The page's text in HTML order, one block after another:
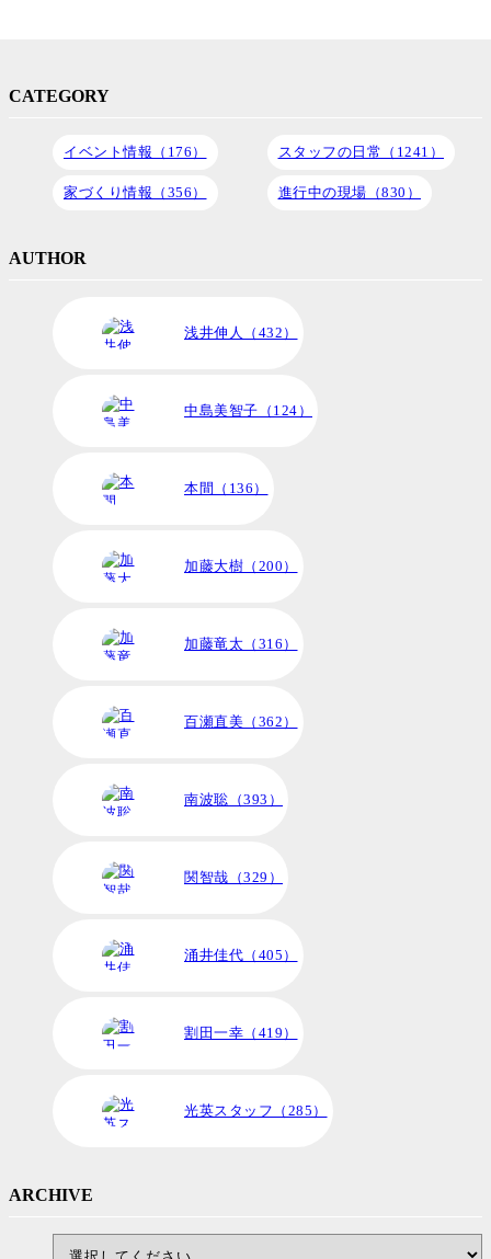
CATEGORY
イベント情報（176） スタッフの日常（1241）
家づくり情報（356） 進行中の現場（830）
AUTHOR
浅井伸人（432）
中島美智子（124）
本間（136）
加藤大樹（200）
加藤竜太（316）
百瀬直美（362）
南波聡（393）
関智哉（329）
涌井佳代（405）
割田一幸（419）
光英スタッフ（285）
ARCHIVE